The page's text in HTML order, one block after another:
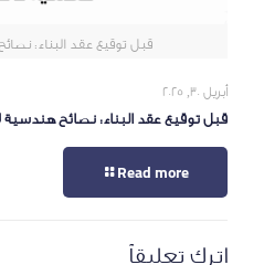
قبل توقيع عقد البناء:
أبريل 30, 2025
قبل توقيع عقد البناء: نصائح هندسية
Read more
اترك تعليقاً